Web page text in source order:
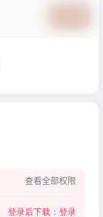
查看全部权限
登录后下载： 登录